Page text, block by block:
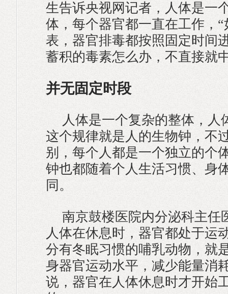
生告诉央视网记者，人体是一
体，每个器官都一直在工作，
表，器官排毒都按照固定时间
蓄积的毒素怎么办，不直接就
并无固定时段
人体是一个复杂的整体，人
这个规律就是人的生物钟，不
别，每个人都是一个独立的个
钟也都随着个人生活习惯、身
同。
南京鼓楼医院内分泌科主任
人体在休息时，器官都处于运
分有冬眠习惯的哺乳动物，就
身器官运动水平，减少能量消
说，器官在人体休息时才开始